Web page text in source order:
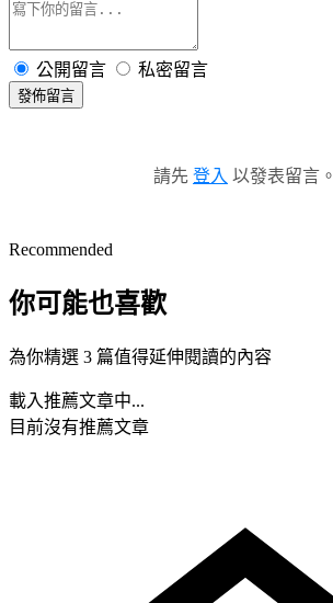
公開留言 私密留言
發佈留言
請先 登入 以發表留言。
Recommended
你可能也喜歡
為你精選 3 篇值得延伸閱讀的內容
載入推薦文章中...
目前沒有推薦文章